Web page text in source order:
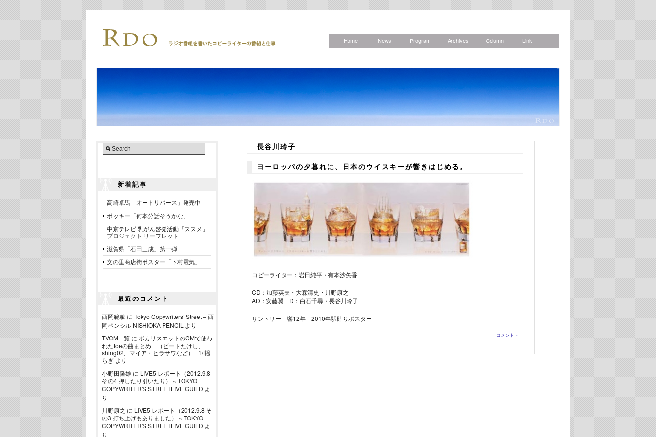
Home News Program Archives Column Link
新着記事
高崎卓馬「オートリバース」発売中
ポッキー「何本分話そうかな」
中京テレビ 乳がん啓発活動「ススメ」
プロジェクト リーフレット
滋賀県「石田三成」第一弾
文の里商店街ポスター「下村電気」
最近のコメント
西岡範敏 に Tokyo Copywriters’ Street – 西
岡ペンシル NISHIOKA PENCIL より
TVCM一覧 に ポカリスエットのCMで使わ
れたtoeの曲まとめ （ビートたけし、
shing02、マイア・ヒラサワなど） | 1/f揺
らぎ より
小野田隆雄 に LIVE5 レポート（2012.9.8
その4 押したり引いたり） « TOKYO
COPYWRITER'S STREETLIVE GUILD よ
り
川野康之 に LIVE5 レポート（2012.9.8 そ
の3 打ち上げもありました） « TOKYO
COPYWRITER'S STREETLIVE GUILD よ
り
長谷川玲子
ヨーロッパの夕暮れに、日本のウイスキーが響きはじめる。
コピーライター：岩田純平・有本沙矢香
CD：加藤英夫・大森清史・川野康之
AD：安藤翼 D：白石千尋・長谷川玲子
サントリー 響12年 2010年駅貼りポスター
コメント »